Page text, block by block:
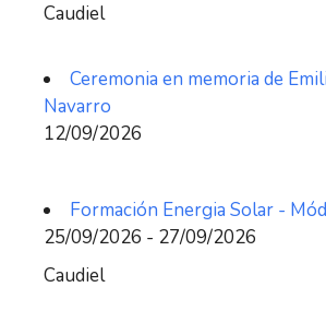
Caudiel
Ceremonia en memoria de
Navarro
12/09/2026
Formación Energia Solar -
25/09/2026 - 27/09/2026
Caudiel